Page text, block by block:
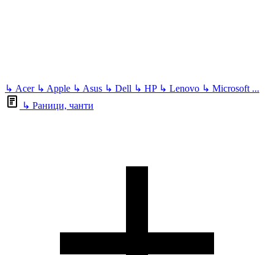
↳ Acer ↳ Apple ↳ Asus ↳ Dell ↳ HP ↳ Lenovo ↳ Microsoft ...
↳ Раници, чанти